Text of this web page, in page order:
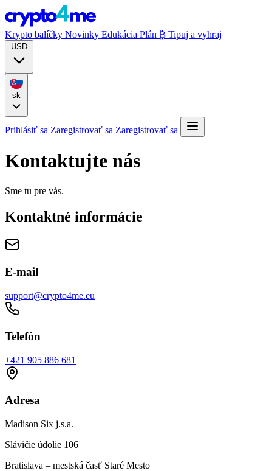
Krypto balíčky Novinky Edukácia Plán ₿ Tipuj a vyhraj
Prihlásiť sa Zaregistrovať sa Zaregistrovať sa
Kontaktujte nás
Sme tu pre vás.
Kontaktné informácie
E-mail
support@crypto4me.eu
Telefón
+421 905 886 681
Adresa
Madison Six j.s.a.
Slávičie údolie 106
Bratislava – mestská časť Staré Mesto